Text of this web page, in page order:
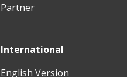
Partner
International
English Version